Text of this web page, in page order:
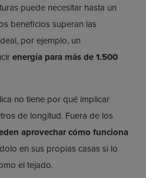
puede necesitar hasta un
beneficios superan las
por ejemplo, un
energía para más de 1.500
no tiene por qué implicar
de longitud. Fuera de los
aprovechar cómo funciona
en sus propias casas si lo
el tejado.